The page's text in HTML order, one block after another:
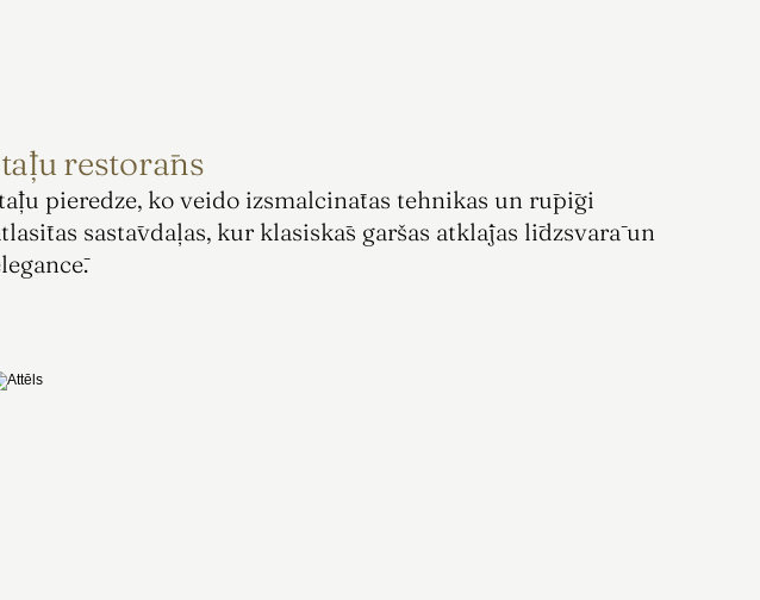
restorāns
pieredze, ko veido izsmalcinātas tehnikas un rūpīgi
sastāvdaļas, kur klasiskās garšas atklājas līdzsvarā un